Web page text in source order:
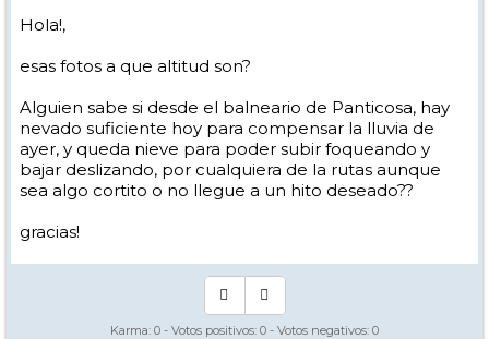
Hola!,
esas fotos a que altitud son?
Alguien sabe si desde el balneario de Panticosa, hay
nevado suficiente hoy para compensar la lluvia de
ayer, y queda nieve para poder subir foqueando y
bajar deslizando, por cualquiera de la rutas aunque
sea algo cortito o no llegue a un hito deseado??
gracias!
Karma: 0 - Votos positivos: 0 - Votos negativos: 0